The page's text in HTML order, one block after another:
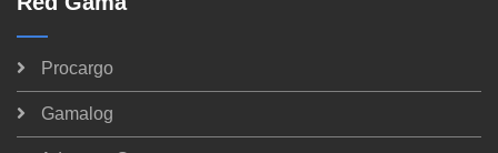
Procargo
Gamalog